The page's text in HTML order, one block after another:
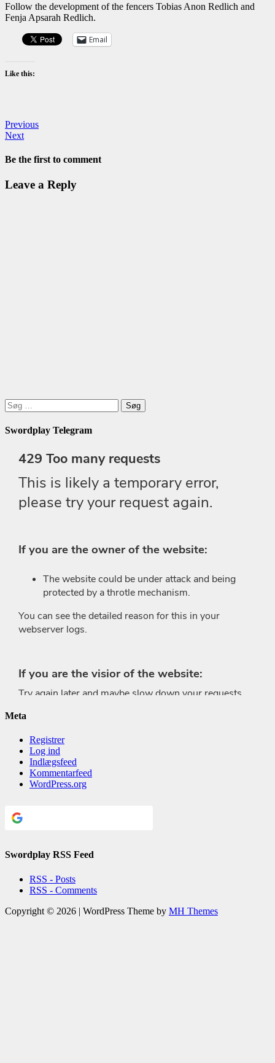
Follow the development of the fencers Tobias Anon Redlich and
Fenja Apsarah Redlich.
Email
Like this:
Previous
Next
Be the first to comment
Leave a Reply
Søg
efter:
Swordplay Telegram
Meta
Registrer
Log ind
Indlægsfeed
Kommentarfeed
WordPress.org
Swordplay RSS Feed
RSS - Posts
RSS - Comments
Copyright © 2026 | WordPress Theme by MH Themes